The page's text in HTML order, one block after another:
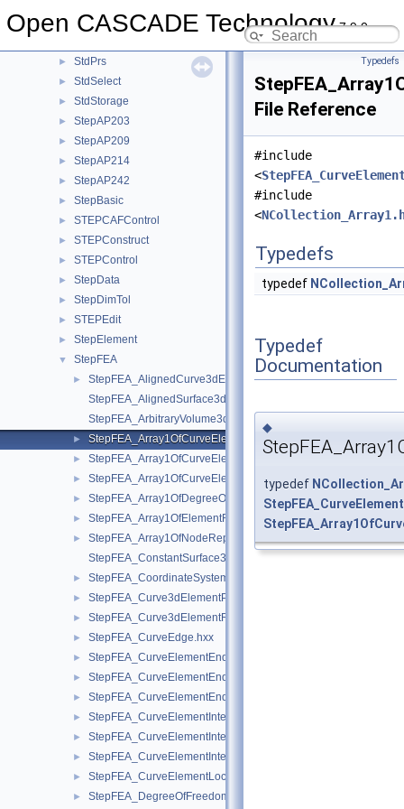
Open CASCADE Technology7.9.0
► StdObjMgt
► StdPrs
► StdSelect
► StdStorage
► StepAP203
► StepAP209
► StepAP214
► StepAP242
► StepBasic
► STEPCAFControl
► STEPConstruct
► STEPControl
► StepData
► StepDimTol
► STEPEdit
► StepElement
▼ StepFEA
►
StepFEA_AlignedCurve3dElementCoordinateSystem.hxx
StepFEA_AlignedSurface3dElementCoordinateSystem.hxx
StepFEA_ArbitraryVolume3dElementCoordinateSystem.hxx
► StepFEA_Array1OfCurveElementEndOffset.hxx
► StepFEA_Array1OfCurveElementEndRelease.hxx
► StepFEA_Array1OfCurveElementInterval.hxx
► StepFEA_Array1OfDegreeOfFreedom.hxx
► StepFEA_Array1OfElementRepresentation.hxx
►
StepFEA_Array1OfNodeRepresentation.hxx
StepFEA_ConstantSurface3dElementCoordinateSystem.hxx
► StepFEA_CoordinateSystemType.hxx
► StepFEA_Curve3dElementProperty.hxx
► StepFEA_Curve3dElementRepresentation.hxx
► StepFEA_CurveEdge.hxx
► StepFEA_CurveElementEndCoordinateSystem.hxx
► StepFEA_CurveElementEndOffset.hxx
► StepFEA_CurveElementEndRelease.hxx
► StepFEA_CurveElementInterval.hxx
► StepFEA_CurveElementIntervalConstant.hxx
► StepFEA_CurveElementIntervalLinearlyVarying.hxx
► StepFEA_CurveElementLocation.hxx
► StepFEA_DegreeOfFreedom.hxx
Typedefs
File Reference
#include
<
#include
<
Typedefs
typedef
Typedef
Documentation
◆
typedef